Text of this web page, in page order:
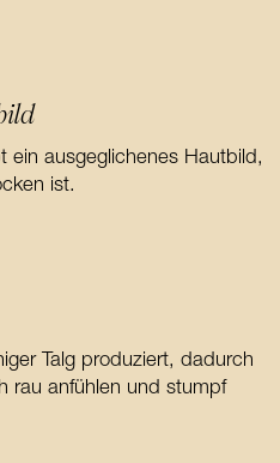
ein ausgeglichenes Hautbild,
ist.
Talg produziert, dadurch
rau anfühlen und stumpf